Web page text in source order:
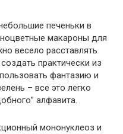
печеньки в
макароны для
весело расставлять
практически из
фантазию и
– все это легко
алфавита.
мононуклеоз и